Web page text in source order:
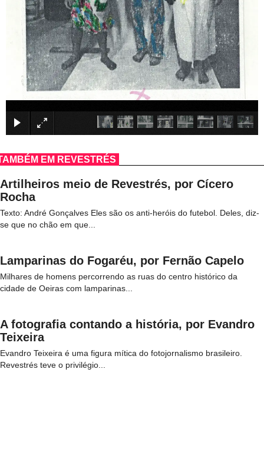
×
EM REVESTRÉS
Artilheiros meio de Revestrés, por Cícero
Rocha
Texto: André Gonçalves Eles são os anti-heróis do futebol. Deles, diz-
se que no chão em que...
Lamparinas do Fogaréu, por Fernão Capelo
Milhares de homens percorrendo as ruas do centro histórico da
cidade de Oeiras com lamparinas...
A fotografia contando a história, por Evandro
Teixeira
Evandro Teixeira é uma figura mítica do fotojornalismo brasileiro.
Revestrés teve o privilégio...